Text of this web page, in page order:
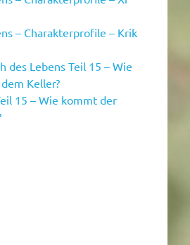
– Charakterprofile – Krik
des Lebens Teil 15 – Wie
Keller?
15 – Wie kommt der